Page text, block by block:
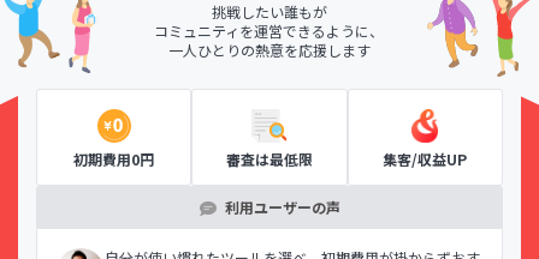
挑戦したい誰もが
コミュニティを運営できるように、
一人ひとりの熱意を応援します
初期費用0円 審査は最低限 集客/収益UP
利用ユーザーの声